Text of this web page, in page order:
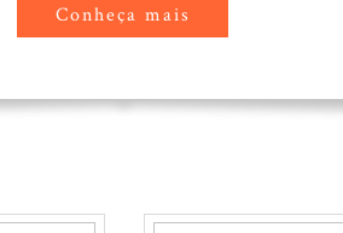
Conheça mais